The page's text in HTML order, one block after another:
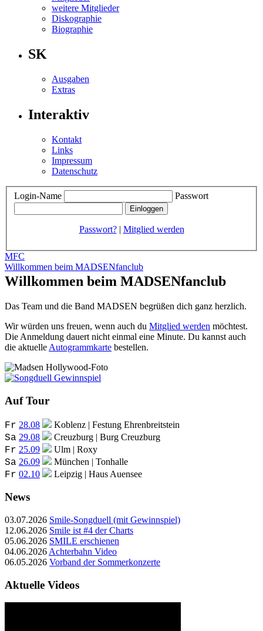
weitere Mitglieder
Diskographie
Biographie
SK
Ausgaben
Extras
Interaktiv
Kontakt
Links
Impressum
Datenschutz
Login-Name Passwort
Passwort?| Mitglied werden
MFC
Willkommen beim MADSENfanclub
Willkommen beim MADSENfanclub
Das Team und die Band MADSEN begrüßen dich ganz herzlich.
Wir würden uns freuen, wenn auch du Mitglied werden möchtest.
Die Anmeldung dauert nicht einmal eine Minute. Du kannst auch
die aktuelle Autogrammkarte bestellen.
Auf Tour
Fr 28.08 Koblenz | Festung Ehrenbreitstein
Sa 29.08 Creuzburg | Burg Creuzburg
Fr 25.09 Ulm | Roxy
Sa 26.09 München | Tonhalle
Fr 02.10 Leipzig | Haus Auensee
News
03.07.2026 Smile-Songduell (mit Gewinnspiel)
12.06.2026 Smile ist #4 der Charts
05.06.2026 SMILE erschienen
04.06.2026 Achterbahn Video
06.05.2026 Vorband der Sommerkonzerte
Aktuelle Videos